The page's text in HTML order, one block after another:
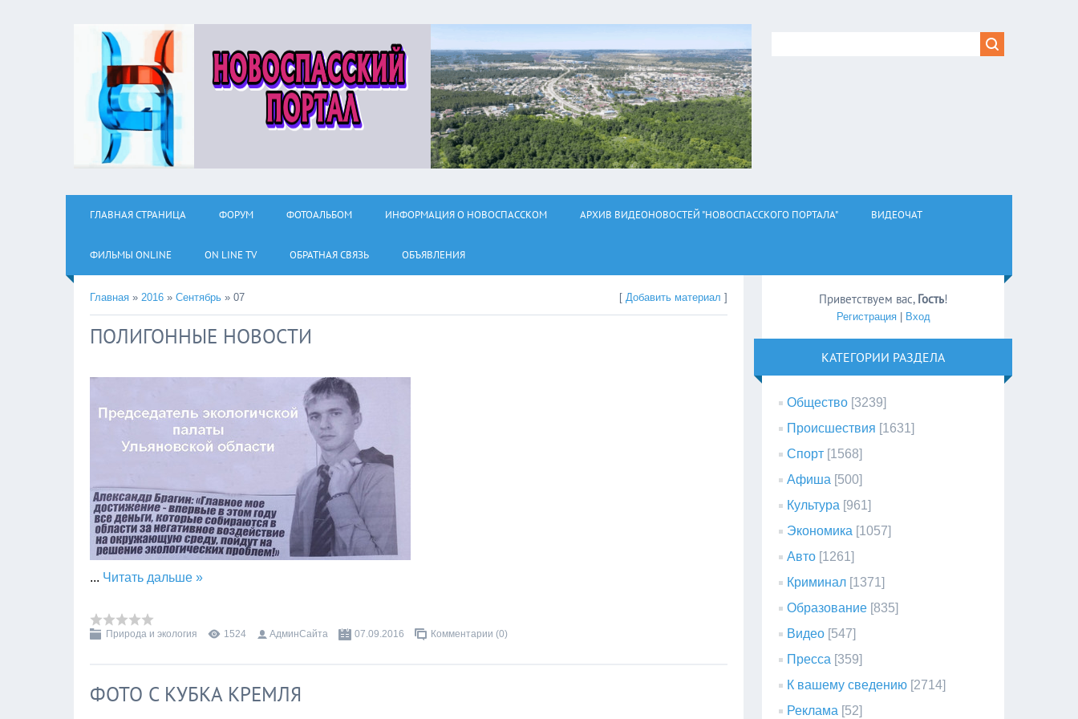
ГЛАВНАЯ СТРАНИЦА ФОРУМ ФОТОАЛЬБОМ ИНФОРМАЦИЯ О НОВОСПАССКОМ АРХИВ ВИДЕОНОВОСТЕЙ "НОВОСПАССКОГО ПОРТАЛА" ВИДЕОЧАТ
ФИЛЬМЫ ОNLINE ON LINE TV ОБРАТНАЯ СВЯЗЬ ОБЪЯВЛЕНИЯ
Главная » 2016 » Сентябрь » 07 [Добавить материал ]
ПОЛИГОННЫЕ НОВОСТИ
... Читать дальше »
Природа и экология 1524 АдминСайта 07.09.2016 Комментарии (0)
ФОТО С КУБКА КРЕМЛЯ
Приветствуем вас, Гость!
Регистрация| Вход
КАТЕГОРИИ РАЗДЕЛА
Общество [3239]
Происшествия [1631]
Спорт [1568]
Афиша [500]
Культура [961]
Экономика [1057]
Авто [1261]
Криминал [1371]
Образование [835]
Видео [547]
Пресса [359]
К вашему сведению [2714]
Реклама [52]